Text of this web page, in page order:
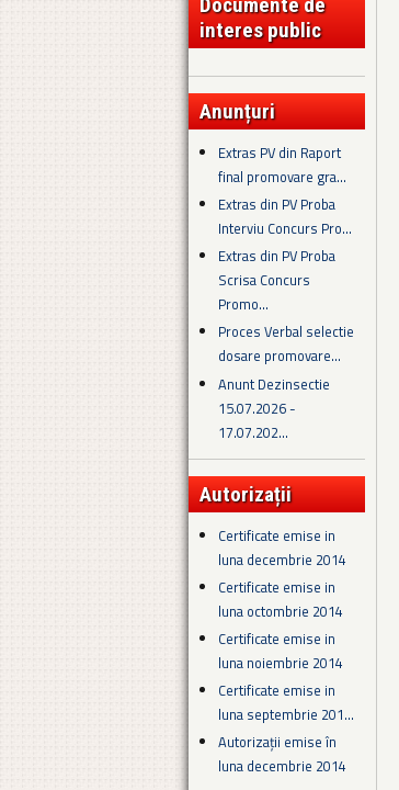
interes public
Anunțuri
Extras PV din Raport
final promovare gra...
Extras din PV Proba
Interviu Concurs Pro...
Extras din PV Proba
Scrisa Concurs
Promo...
Proces Verbal selectie
dosare promovare...
Anunt Dezinsectie
15.07.2026 -
17.07.202...
Autorizații
Certificate emise in
luna decembrie 2014
Certificate emise in
luna octombrie 2014
Certificate emise in
luna noiembrie 2014
Certificate emise in
luna septembrie 201...
Autorizații emise în
luna decembrie 2014